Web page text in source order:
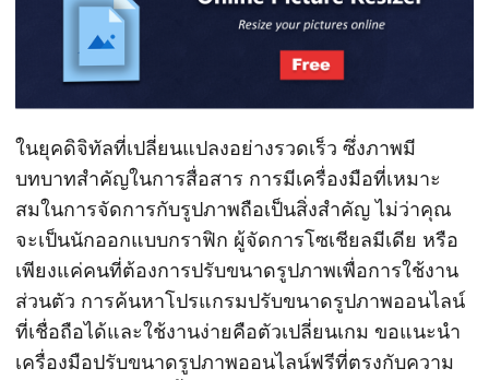
ในยุคดิจิทัลที่เปลี่ยนแปลงอย่างรวดเร็ว ซึ่งภาพมี
บทบาทสำคัญในการสื่อสาร การมีเครื่องมือที่เหมาะ
สมในการจัดการกับรูปภาพถือเป็นสิ่งสำคัญ ไม่ว่าคุณ
จะเป็นนักออกแบบกราฟิก ผู้จัดการโซเชียลมีเดีย หรือ
เพียงแค่คนที่ต้องการปรับขนาดรูปภาพเพื่อการใช้งาน
ส่วนตัว การค้นหาโปรแกรมปรับขนาดรูปภาพออนไลน์
ที่เชื่อถือได้และใช้งานง่ายคือตัวเปลี่ยนเกม ขอแนะนำ
เครื่องมือปรับขนาดรูปภาพออนไลน์ฟรีที่ตรงกับความ